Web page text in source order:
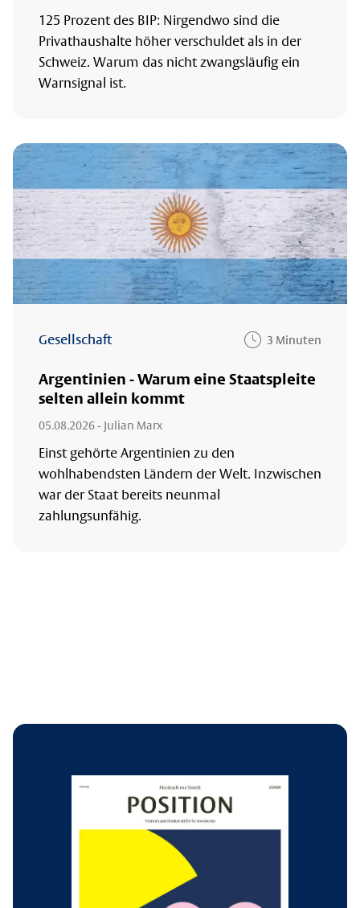
125 Prozent des BIP: Nirgendwo sind die
Privathaushalte höher verschuldet als in der
Schweiz. Warum das nicht zwangsläufig ein
Warnsignal ist.
Gesellschaft 3 Minuten
Argentinien - Warum eine Staatspleite
selten allein kommt
05.08.2026- Julian Marx
Einst gehörte Argentinien zu den
wohlhabendsten Ländern der Welt. Inzwischen
war der Staat bereits neunmal
zahlungsunfähig.